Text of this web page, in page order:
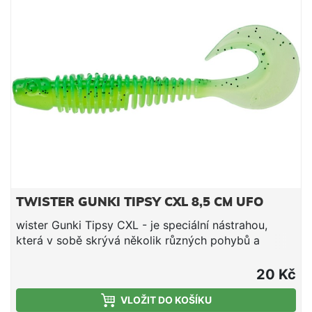
TWISTER GUNKI TIPSY CXL 8,5 CM UFO
wister Gunki Tipsy CXL - je speciální nástrahou,
která v sobě skrývá několik různých pohybů a
při velmi jemném tažení. Tělíčko má trojúhelníkový
tvar posetý žebry po celé délce. V ocáskové části je
zúženo pro ještě lepší chod ocásku. První polovina
20 Kč
VLOŽIT DO KOŠÍKU